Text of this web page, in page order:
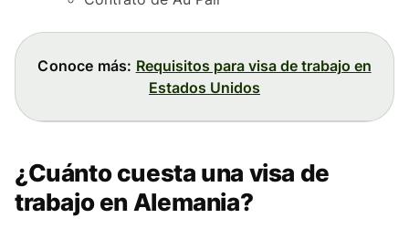
Conoce más: Requisitos para visa de trabajo en
Estados Unidos
¿Cuánto cuesta una visa de
trabajo en Alemania?